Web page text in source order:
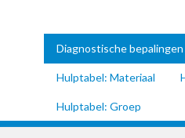
Diagnostische bepalingen
Hulptabel: Materiaal
Hulptabel: Groep